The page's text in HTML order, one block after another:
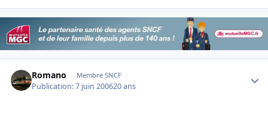
Romano Membre SNCF
Publication:7 juin 200620 ans